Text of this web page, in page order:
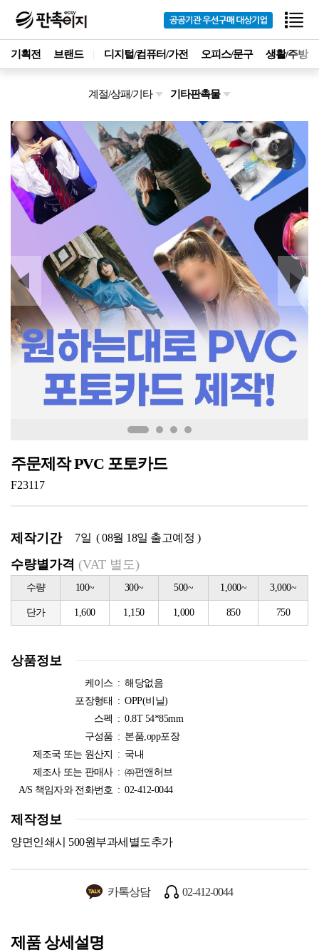
기획전 브랜드 디지털/컴퓨터/가전 오피스/문구 생활/주방
계절/상패/기타 기타판촉물
주문제작 PVC 포토카드
F23117
제작기간 7일 ( 08월 18일 출고예정 )
수량별가격 (VAT 별도)
수량 100~ 300~ 500~ 1,000~ 3,000~
단가 1,600 1,150 1,000 850 750
상품정보
케이스 : 해당없음
포장형태 : OPP(비닐)
스펙 : 0.8T 54*85mm
구성품 : 본품,opp포장
제조국 또는 원산지 : 국내
제조사 또는 판매사 : ㈜펀앤허브
A/S 책임자와 전화번호 : 02-412-0044
제작정보
양면인쇄시 500원부과세별도추가
카톡상담 02-412-0044
제품 상세설명